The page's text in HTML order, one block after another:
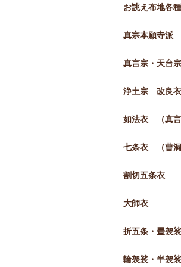
お誂え布地各種
真宗本願寺派
真言宗・天台
浄土宗 改良衣
如法衣 （真言
七条衣 （曹洞
割切五条衣
大師衣
折五条・畳袈裟
輪袈裟・半袈